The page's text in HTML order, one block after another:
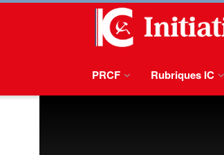
PRCF Rubriques IC